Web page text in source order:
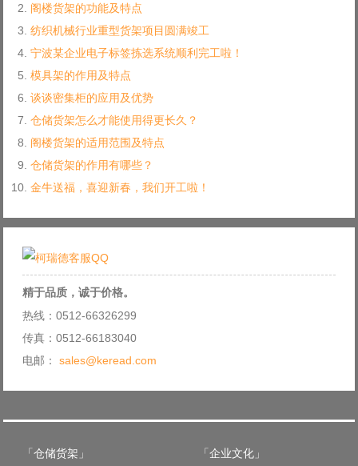
阁楼货架的功能及特点
纺织机械行业重型货架项目圆满竣工
宁波某企业电子标签拣选系统顺利完工啦！
模具架的作用及特点
谈谈密集柜的应用及优势
仓储货架怎么才能使用得更长久？
阁楼货架的适用范围及特点
仓储货架的作用有哪些？
金牛送福，喜迎新春，我们开工啦！
精于品质，诚于价格。
热线：0512-66326299
传真：0512-66183040
电邮： sales@keread.com
「仓储货架」 「企业文化」